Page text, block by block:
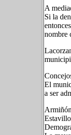
A
Si la
nombre
El
a ser
Armiñón
Estavillo